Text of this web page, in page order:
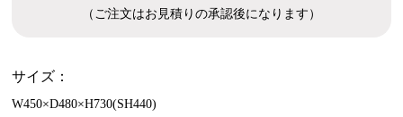
（ご注文はお見積りの承認後になります）
サイズ：
W450×D480×H730(SH440)